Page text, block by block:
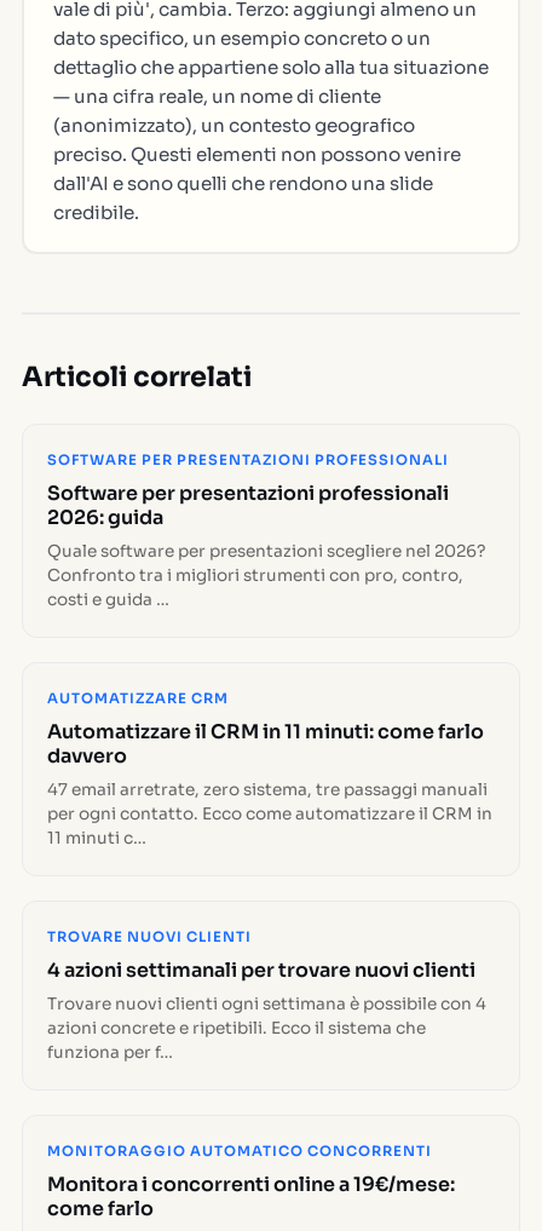
vale di più', cambia. Terzo: aggiungi almeno un
dato specifico, un esempio concreto o un
dettaglio che appartiene solo alla tua situazione
— una cifra reale, un nome di cliente
(anonimizzato), un contesto geografico
preciso. Questi elementi non possono venire
dall'AI e sono quelli che rendono una slide
credibile.
Articoli correlati
SOFTWARE PER PRESENTAZIONI PROFESSIONALI
Software per presentazioni professionali
2026: guida
Quale software per presentazioni scegliere nel 2026?
Confronto tra i migliori strumenti con pro, contro,
costi e guida …
AUTOMATIZZARE CRM
Automatizzare il CRM in 11 minuti: come farlo
davvero
47 email arretrate, zero sistema, tre passaggi manuali
per ogni contatto. Ecco come automatizzare il CRM in
11 minuti c…
TROVARE NUOVI CLIENTI
4 azioni settimanali per trovare nuovi clienti
Trovare nuovi clienti ogni settimana è possibile con 4
azioni concrete e ripetibili. Ecco il sistema che
funziona per f…
MONITORAGGIO AUTOMATICO CONCORRENTI
Monitora i concorrenti online a 19€/mese:
come farlo